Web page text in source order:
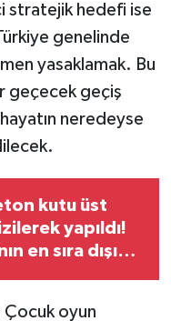
stratejik hedefi ise
genelinde
yasaklamak. Bu
geçecek geçiş
neredeyse
kutu üst
yapıldı!
en sıra dışı
Çocuk oyun